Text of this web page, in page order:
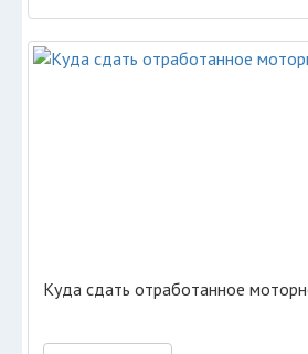
Куда сдать отработанное